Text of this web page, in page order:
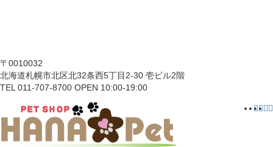
〒0010032
北海道札幌市北区北32条西5丁目2-30 壱ビル2階
TEL 011-707-8700 OPEN 10:00-19:00